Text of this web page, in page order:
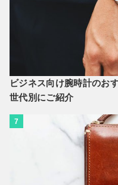
ビジネス向け腕時計のお
世代別にご紹介
7